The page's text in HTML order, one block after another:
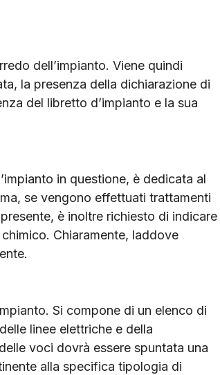
dell’impianto. Viene quindi
la presenza della dichiarazione di
del libretto d’impianto e la sua
in questione, è dedicata al
se vengono effettuati trattamenti
è inoltre richiesto di indicare
Chiaramente, laddove
Si compone di un elenco di
linee elettriche e della
voci dovrà essere spuntata una
alla specifica tipologia di